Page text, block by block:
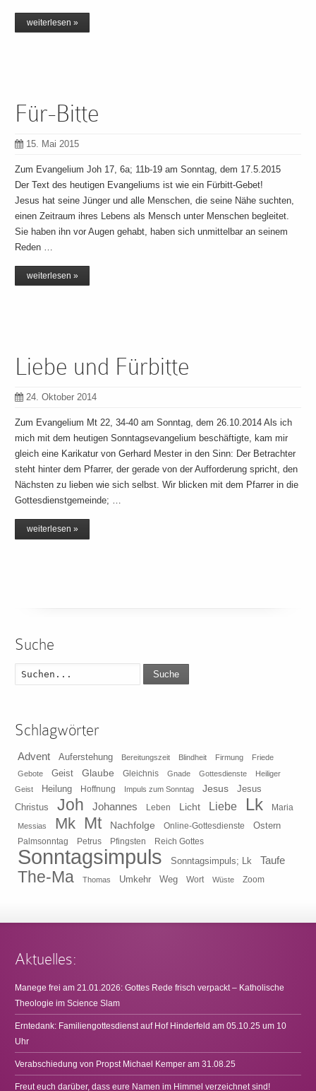
weiterlesen »
Für-Bitte
15. Mai 2015
Zum Evangelium Joh 17, 6a; 11b-19 am Sonntag, dem 17.5.2015
Der Text des heutigen Evangeliums ist wie ein Fürbitt-Gebet!
Jesus hat seine Jünger und alle Menschen, die seine Nähe suchten,
einen Zeitraum ihres Lebens als Mensch unter Menschen begleitet.
Sie haben ihn vor Augen gehabt, haben sich unmittelbar an seinem
Reden …
weiterlesen »
Liebe und Fürbitte
24. Oktober 2014
Zum Evangelium Mt 22, 34-40 am Sonntag, dem 26.10.2014 Als ich
mich mit dem heutigen Sonntagsevangelium beschäftigte, kam mir
gleich eine Karikatur von Gerhard Mester in den Sinn: Der Betrachter
steht hinter dem Pfarrer, der gerade von der Aufforderung spricht, den
Nächsten zu lieben wie sich selbst. Wir blicken mit dem Pfarrer in die
Gottesdienstgemeinde; …
weiterlesen »
Suche
Suche
Schlagwörter
Advent Auferstehung Bereitungszeit Blindheit Firmung
Friede
Gebote
Geist Glaube Gleichnis Gnade Gottesdienste
Heiliger
Geist
Heilung Hoffnung Impuls zum Sonntag Jesus
Jesus
Christus
Joh Johannes Leben Licht Liebe Lk Maria
Messias Mk Mt Nachfolge Online-Gottesdienste Ostern
Palmsonntag Petrus Pfingsten Reich Gottes
Sonntagsimpuls Sonntagsimpuls; Lk Taufe
The-Ma Thomas Umkehr Weg Wort Wüste Zoom
Aktuelles:
Manege frei am 21.01.2026: Gottes Rede frisch verpackt – Katholische
Theologie im Science Slam
Erntedank: Familiengottesdienst auf Hof Hinderfeld am 05.10.25 um 10
Uhr
Verabschiedung von Propst Michael Kemper am 31.08.25
Freut euch darüber, dass eure Namen im Himmel verzeichnet sind!